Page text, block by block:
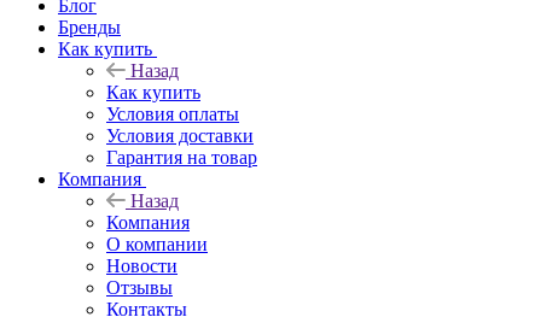
Блог
Бренды
Как купить
Назад
Как купить
Условия оплаты
Условия доставки
Гарантия на товар
Компания
Назад
Компания
О компании
Новости
Отзывы
Контакты